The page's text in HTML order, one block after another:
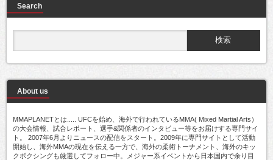
Search
About us
MMAPLANETとは..... UFCを始め、海外で行われているMMA( Mixed Martial Arts）
の大会情報、試合レポート、選手&関係者のインタビュー等をお届けする専門サイ
ト。 2007年6月よりニュースの配信をスタート。2009年に専門サイトとして活動
開始し、海外MMAの現在を伝える一方で、海外の柔術トーナメント、海外のキッ
クボクシングも厳選してフォロー中。メジャー系イベントから日本国内で余り目